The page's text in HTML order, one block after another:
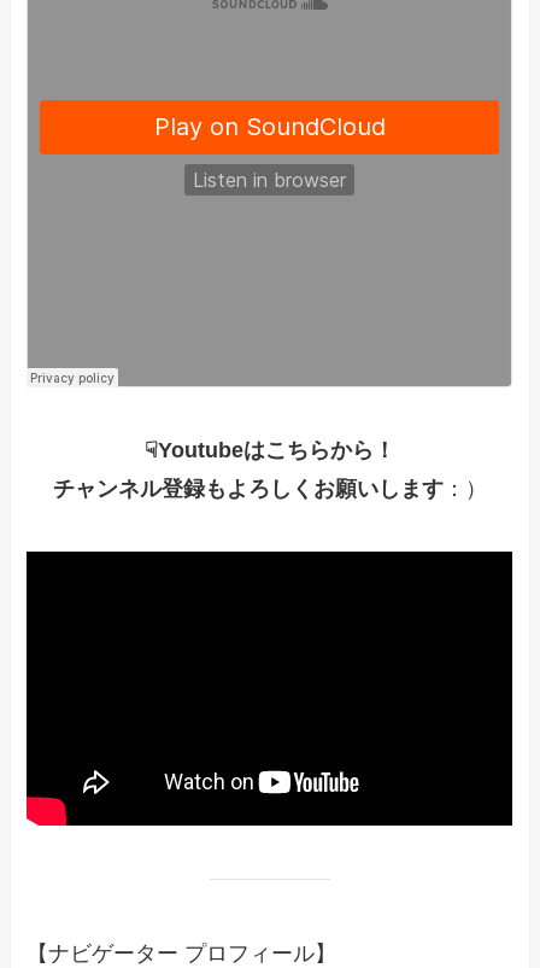
☟Youtubeはこちらから！
チャンネル登録もよろしくお願いします ：）
【ナビゲーター プロフィール】